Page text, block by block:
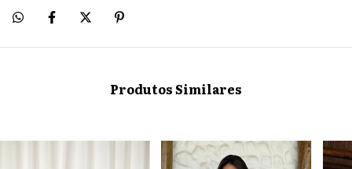
Produtos Similares